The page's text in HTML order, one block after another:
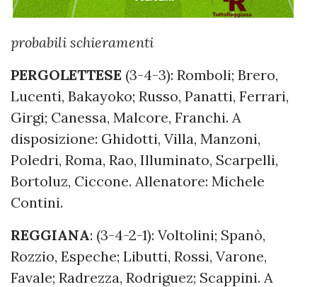
probabili schieramenti
PERGOLETTESE (3-4-3): Romboli; Brero,
Lucenti, Bakayoko; Russo, Panatti, Ferrari,
Girgi; Canessa, Malcore, Franchi. A
disposizione: Ghidotti, Villa, Manzoni,
Poledri, Roma, Rao, Illuminato, Scarpelli,
Bortoluz, Ciccone. Allenatore: Michele
Contini.
REGGIANA: (3-4-2-1): Voltolini; Spanò,
Rozzio, Espeche; Libutti, Rossi, Varone,
Favale; Radrezza, Rodriguez; Scappini. A